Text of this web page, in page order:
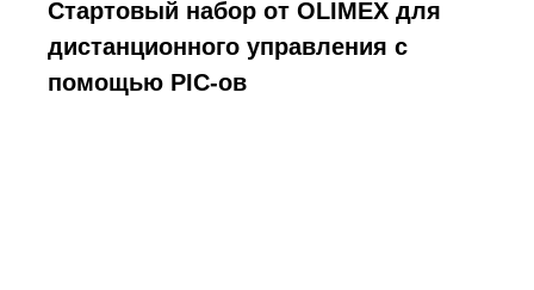
Стартовый набор от OLIMEX для
дистанционного управления с
помощью PIC-ов